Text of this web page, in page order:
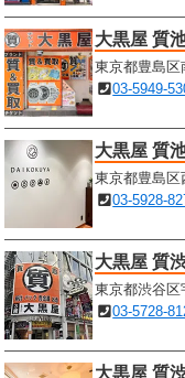
大黒屋 質
東京都豊島区
03-5949-
大黒屋 質
東京都豊島区
03-5928-
大黒屋 質
東京都渋谷区
03-5728-
大黒屋 質